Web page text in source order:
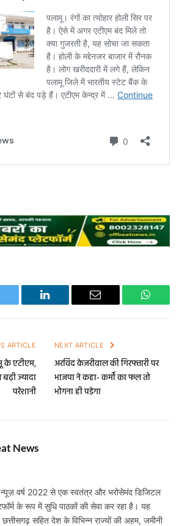
LinkedIn Email
ARTICLE
के एटीएम,
ज्यादा
परेशानी
NEXT ARTICLE
अरविंद केजरीवाल की गिरफ्तारी पर
भाजपा ने कहा- कर्मों का फल तो
भोगना ही पड़ेगा
News
वर्ष 2022 से एक स्वतंत्र और भरोसेमंद डिजिटल
के रूप में सुधि पाठकों की सेवा कर रहा है। यह
सहित देश के विभिन्न राज्यों की अहम, जमीनी